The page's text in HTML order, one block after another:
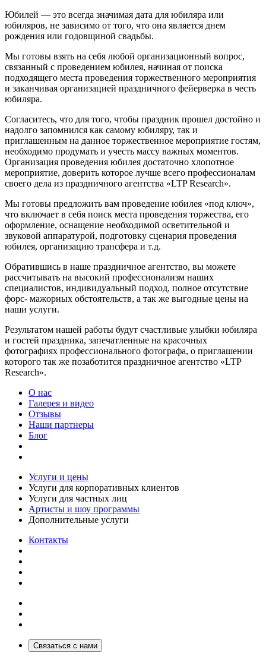
Юбилей — это всегда значимая дата для юбиляра или
юбиляров, не зависимо от того, что она является днем
рождения или годовщиной свадьбы.
Мы готовы взять на себя любой организационный вопрос,
связанный с проведением юбилея, начиная от поиска
подходящего места проведения торжественного мероприятия
и заканчивая организацией праздничного фейерверка в честь
юбиляра.
Согласитесь, что для того, чтобы праздник прошел достойно и
надолго запомнился как самому юбиляру, так и
приглашенным на данное торжественное мероприятие гостям,
необходимо продумать и учесть массу важных моментов.
Организация проведения юбилея достаточно хлопотное
мероприятие, доверить которое лучше всего профессионалам
своего дела из праздничного агентства «LTP Research».
Мы готовы предложить вам проведение юбилея «под ключ»,
что включает в себя поиск места проведения торжества, его
оформление, оснащение необходимой осветительной и
звуковой аппаратурой, подготовку сценария проведения
юбилея, организацию трансфера и т.д.
Обратившись в наше праздничное агентство, вы можете
рассчитывать на высокий профессионализм наших
специалистов, индивидуальный подход, полное отсутствие
форс- мажорных обстоятельств, а так же выгодные цены на
наши услуги.
Результатом нашей работы будут счастливые улыбки юбиляра
и гостей праздника, запечатленные на красочных
фотографиях профессионального фотографа, о приглашении
которого так же позаботится праздничное агентство «LTP
Research».
О нас
Галерея и видео
Отзывы
Наши партнеры
Блог
Услуги и цены
Услуги для корпоративных клиентов
Услуги для частных лиц
Артисты и шоу программы
Дополнительные услуги
Контакты